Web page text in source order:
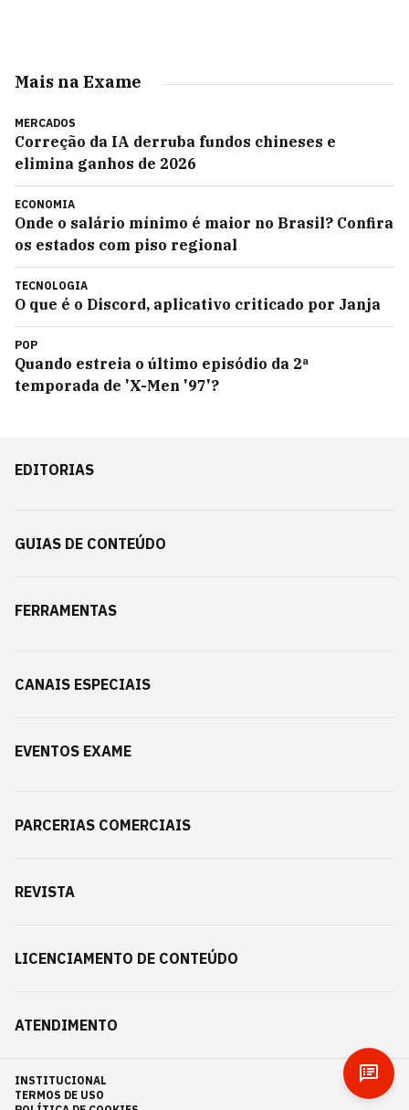
Mais na Exame
MERCADOS
Correção da IA derruba fundos chineses e
elimina ganhos de 2026
ECONOMIA
Onde o salário mínimo é maior no Brasil? Confira
os estados com piso regional
TECNOLOGIA
O que é o Discord, aplicativo criticado por Janja
POP
Quando estreia o último episódio da 2ª
temporada de 'X-Men '97'?
EDITORIAS
GUIAS DE CONTEÚDO
FERRAMENTAS
CANAIS ESPECIAIS
EVENTOS EXAME
PARCERIAS COMERCIAIS
REVISTA
LICENCIAMENTO DE CONTEÚDO
ATENDIMENTO
INSTITUCIONAL
TERMOS DE USO